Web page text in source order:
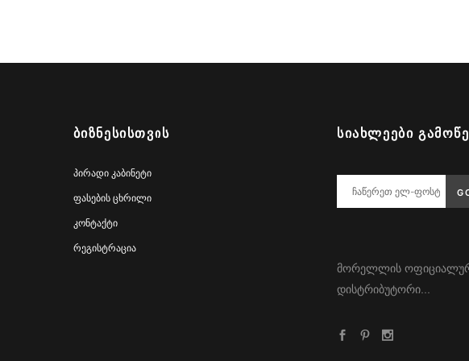
ᲑᲘᲖᲜᲔᲡᲘᲡᲗᲕᲘᲡ
პირადი კაბინეტი
ფასების ცხრილი
კონტაქტი
რეგისტრაცია
ᲡᲘᲐᲮᲚᲔᲔᲑᲘ
მორელლის
დისტრიბუტორი...